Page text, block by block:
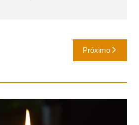
Próximo